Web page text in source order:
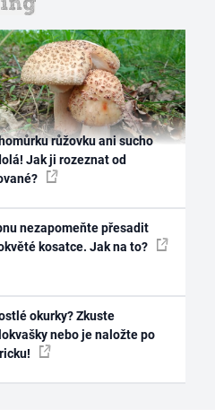
růžovku ani sucho
Jak ji rozeznat od
nezapomeňte přesadit
kosatce. Jak na to?
okurky? Zkuste
nebo je naložte po